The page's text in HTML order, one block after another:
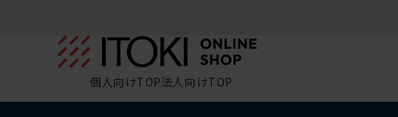
個人向けTOP法人向けTOP